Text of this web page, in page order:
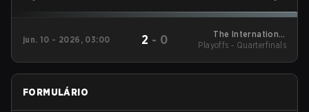
jun. 10 - 2026, 03:00 2 - 0
The International
China Open Qualifier 1
Playoffs - Quarterfinals
FORMULÁRIO